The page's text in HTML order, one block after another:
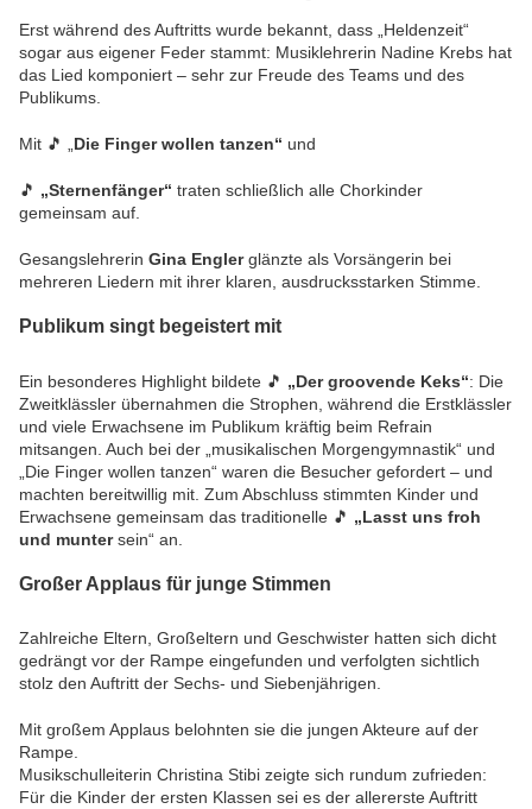
Erst während des Auftritts wurde bekannt, dass „Heldenzeit“
sogar aus eigener Feder stammt: Musiklehrerin Nadine Krebs hat
das Lied komponiert – sehr zur Freude des Teams und des
Publikums.
Mit 🎵 „ Die Finger wollen tanzen“ und
🎵 „Sternenfänger“ traten schließlich alle Chorkinder
gemeinsam auf.
Gesangslehrerin Gina Englerglänzte als Vorsängerin bei
mehreren Liedern mit ihrer klaren, ausdrucksstarken Stimme.
Publikum singt begeistert mit
Ein besonderes Highlight bildete 🎵 „Der groovende Keks“: Die
Zweitklässler übernahmen die Strophen, während die Erstklässler
und viele Erwachsene im Publikum kräftig beim Refrain
mitsangen. Auch bei der „musikalischen Morgengymnastik“ und
„Die Finger wollen tanzen“ waren die Besucher gefordert – und
machten bereitwillig mit. Zum Abschluss stimmten Kinder und
Erwachsene gemeinsam das traditionelle 🎵 „Lasst uns froh
und muntersein“ an.
Großer Applaus für junge Stimmen
Zahlreiche Eltern, Großeltern und Geschwister hatten sich dicht
gedrängt vor der Rampe eingefunden und verfolgten sichtlich
stolz den Auftritt der Sechs- und Siebenjährigen.
Mit großem Applaus belohnten sie die jungen Akteure auf der
Rampe.
Musikschulleiterin Christina Stibi zeigte sich rundum zufrieden:
Für die Kinder der ersten Klassen sei es der allererste Auftritt